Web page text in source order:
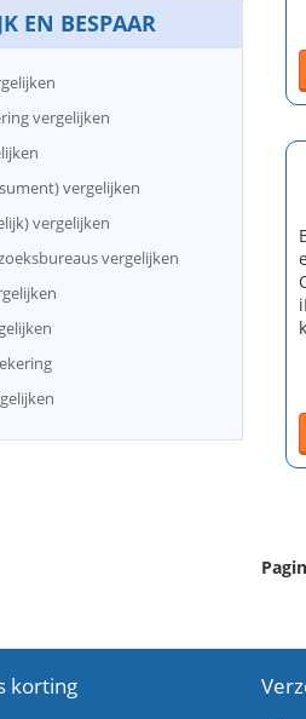
EN BESPAAR
vergelijken
vergelijken
vergelijken
vergelijken
korting